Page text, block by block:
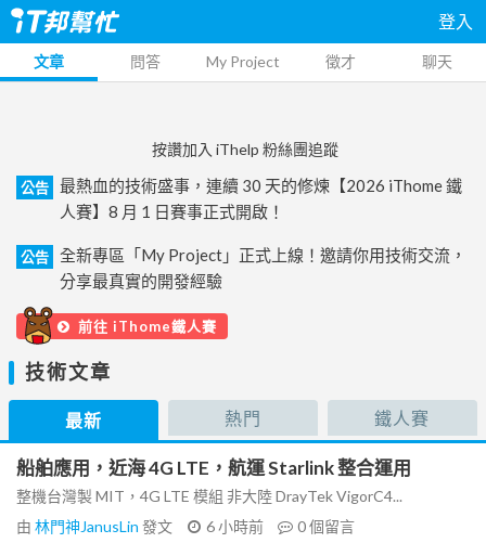
登入
文章 問答 My Project 徵才 聊天
按讚加入 iThelp 粉絲團追蹤
公告
最熱血的技術盛事，連續 30 天的修煉【2026 iThome 鐵
人賽】8 月 1 日賽事正式開啟！
公告
全新專區「My Project」正式上線！邀請你用技術交流，
分享最真實的開發經驗
前往 iThome鐵人賽
技術文章
最新 熱門 鐵人賽
船舶應用，近海 4G LTE，航運 Starlink 整合運用
整機台灣製 MIT，4G LTE 模組 非大陸 DrayTek VigorC4...
由 林門神JanusLin 發文 6 小時前 0個留言